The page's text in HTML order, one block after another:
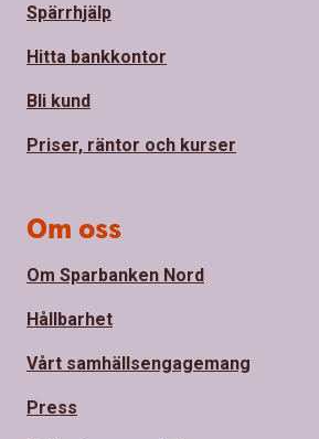
Spärrhjälp
Hitta bankkontor
Bli kund
Priser, räntor och kurser
Om oss
Om Sparbanken Nord
Hållbarhet
Vårt samhällsengagemang
Press